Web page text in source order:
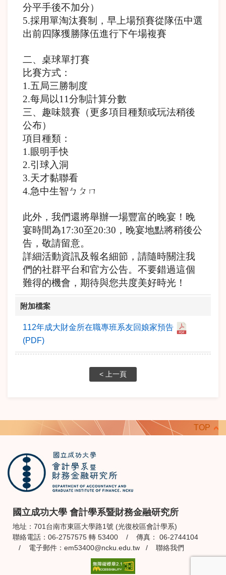
分平手後不加分）
5.採用單淘汰賽制，早上場預賽從隊伍中選
出前四隊獲勝隊伍進行下午場複賽
二、桌球單打賽
比賽方式：
1.五局三勝制度
2.每局以11分制計算分數
三、趣味競賽（更多項目種類或玩法稍後
公布）
項目種類：
1.眼明手快
2.引球入洞
3.天才黏聯看
4.急中生智ㄅㄆㄇ
此外，我們還將舉辦一場豐富的晚宴！晚
宴時間為17:30至20:30，晚宴地點將稍後公
告，敬請留意。
詳細活動資訊及報名細節，請隨時關注我
們的社群平台和官方公告。不要錯過這個
難得的機會，期待與您共度美好時光！
附加檔案
112年成大財金所在職專班系友回娘家預告
(PDF)
< 上一頁
TOP
國立成功大學 會計學系暨財務金融研究所
地址：701台南市東區大學路1號 (光復校區會計學系)
聯絡電話：06-2757575 轉 53400 / 傳真： 06-2744104
/ 電子郵件： em53400@ncku.edu.tw / 聯絡我們